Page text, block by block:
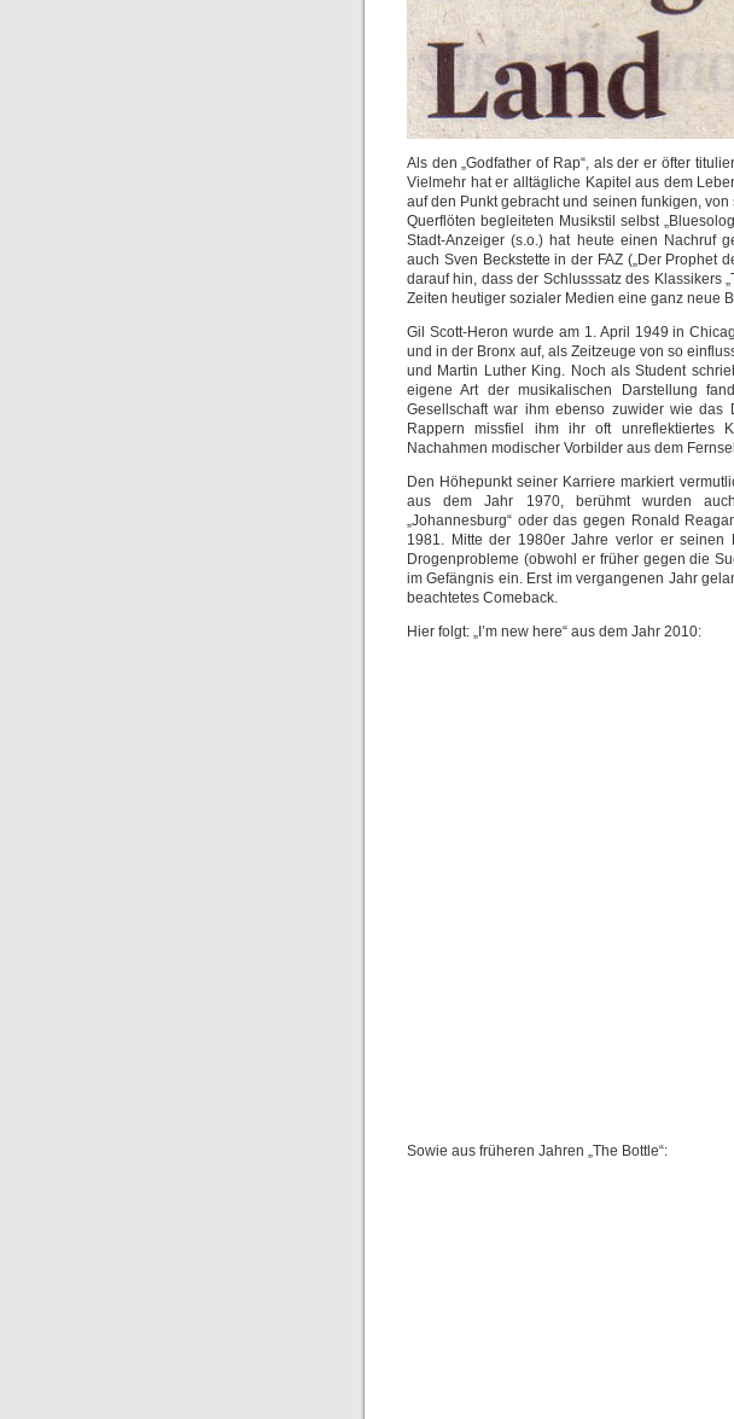
Als den „Godfather of Rap“, als der er öfter
Vielmehr hat er alltägliche Kapitel aus dem
auf den Punkt gebracht und seinen funkigen,
Querflöten begleiteten Musikstil selbst
Stadt-Anzeiger (s.o.) hat heute einen Nachruf
auch Sven Beckstette in der FAZ („Der Prophet
darauf hin, dass der Schlusssatz des Klassikers
Zeiten heutiger sozialer Medien eine ganz neue
Gil Scott-Heron wurde am 1. April 1949 in
und in der Bronx auf, als Zeitzeuge von so
und Martin Luther King. Noch als Student
eigene Art der musikalischen Darstellung
Gesellschaft war ihm ebenso zuwider wie das
Rappern missfiel ihm ihr oft unreflektiertes
Nachahmen modischer Vorbilder aus dem
Den Höhepunkt seiner Karriere markiert
aus dem Jahr 1970, berühmt wurden
„Johannesburg“ oder das gegen Ronald
1981. Mitte der 1980er Jahre verlor er seinen
Drogenprobleme (obwohl er früher gegen die
im Gefängnis ein. Erst im vergangenen Jahr
beachtetes Comeback.
Hier folgt: „I’m new here“ aus dem Jahr 2010:
Sowie aus früheren Jahren „The Bottle“: